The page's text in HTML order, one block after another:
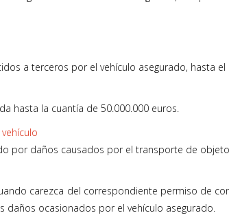
a terceros por el vehículo asegurado, hasta
hasta la cuantía de 50.000.000 euros.
por daños causados por el transporte de
carezca del correspondiente permiso de
daños ocasionados por el vehículo asegurado.